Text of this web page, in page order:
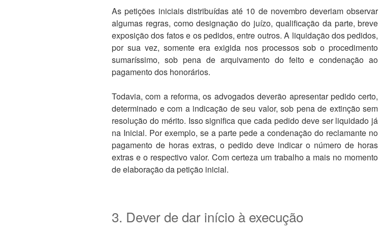
As petições iniciais distribuídas até 10 de novembro deveriam observar
algumas regras, como designação do juízo, qualificação da parte, breve
exposição dos fatos e os pedidos, entre outros. A liquidação dos pedidos,
por sua vez, somente era exigida nos processos sob o procedimento
sumaríssimo, sob pena de arquivamento do feito e condenação ao
pagamento dos honorários.
Todavia, com a reforma, os advogados deverão apresentar pedido certo,
determinado e com a indicação de seu valor, sob pena de extinção sem
resolução do mérito. Isso significa que cada pedido deve ser liquidado já
na Inicial. Por exemplo, se a parte pede a condenação do reclamante no
pagamento de horas extras, o pedido deve indicar o número de horas
extras e o respectivo valor. Com certeza um trabalho a mais no momento
de elaboração da petição inicial.
3. Dever de dar início à execução